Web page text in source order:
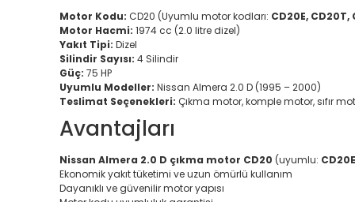
Motor Kodu: CD20 (Uyumlu motor kodları: CD20E, CD20T,
Motor Hacmi: 1974 cc (2.0 litre dizel)
Yakıt Tipi: Dizel
Silindir Sayısı: 4 Silindir
Güç: 75 HP
Uyumlu Modeller: Nissan Almera 2.0 D (1995 – 2000)
Teslimat Seçenekleri: Çıkma motor, komple motor, sıfır
Avantajları
Nissan Almera 2.0 D çıkma motor CD20 (uyumlu:
Ekonomik yakıt tüketimi ve uzun ömürlü kullanım
Dayanıklı ve güvenilir motor yapısı